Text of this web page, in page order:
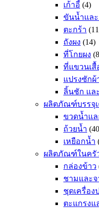
เก้าอี้ (4)
ขันน้ำแล
ตะกร้า
ถังผง (14)
ที่โกยผง
ที่แขวนเสื้
แปรงซักผ้
ลิ้นชัก แล
ผลิตภัณฑ์บรรจุเ
ขวดน้ำแ
ถ้วยน้ำ
เหยือกน้ำ
ผลิตภัณฑ์ในครั
กล่องข้าว
ชามและ
ชุดเครื่อง
ตะแกรงแ